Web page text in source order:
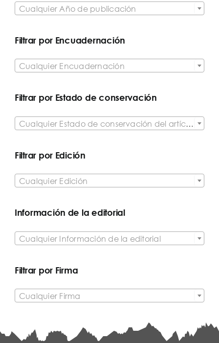
Cualquier Año de publicación
Filtrar por Encuadernación
Cualquier Encuadernación
Filtrar por Estado de conservación
Cualquier Estado de conservación del artículo
Filtrar por Edición
Cualquier Edición
Información de la editorial
Cualquier Información de la editorial
Filtrar por Firma
Cualquier Firma